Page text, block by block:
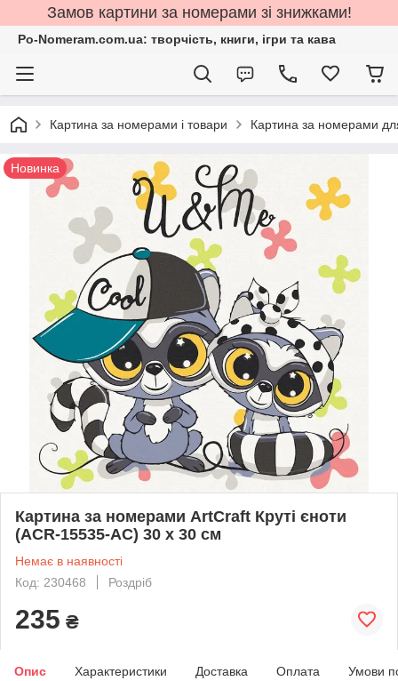
Замов картини за номерами зі знижками!
Po-Nomeram.com.ua: творчість, книги, ігри та кава
Картина за номерами і товари Картина за номерами
Новинка
Картина за номерами ArtCraft Круті єноти
(ACR-15535-AC) 30 х 30 см
Немає в наявності
Код: 230468
Роздріб
235 ₴
Опис Характеристики Доставка Оплата Умови